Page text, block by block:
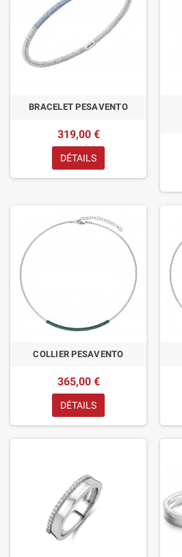
BRACELET PESAVENTO
319,00 €
DÉTAILS
COLLIER PESAVENTO
365,00 €
DÉTAILS